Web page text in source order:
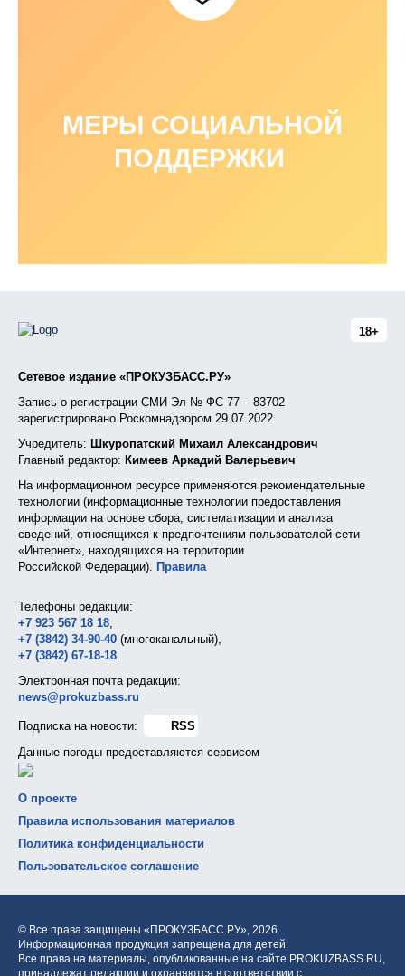
МЕРЫ СОЦИАЛЬНОЙ
ПОДДЕРЖКИ
18+
Сетевое издание «ПРОКУЗБАСС.РУ»
Запись о регистрации СМИ Эл № ФС 77 – 83702
зарегистрировано Роскомнадзором 29.07.2022
Учредитель: Шкуропатский Михаил Александрович
Главный редактор: Кимеев Аркадий Валерьевич
На информационном ресурсе применяются рекомендательные
технологии (информационные технологии предоставления
информации на основе сбора, систематизации и анализа
сведений, относящихся к предпочтениям пользователей сети
«Интернет», находящихся на территории
Российской Федерации). Правила
Телефоны редакции:
+7 923 567 18 18,
+7 (3842) 34-90-40 (многоканальный),
+7 (3842) 67-18-18.
Электронная почта редакции:
news@prokuzbass.ru
Подписка на новости:
RSS
Данные погоды предоставляются сервисом
О проекте
Правила использования материалов
Политика конфиденциальности
Пользовательское соглашение
© Все права защищены «ПРОКУЗБАСС.РУ», 2026.
Информационная продукция запрещена для детей.
Все права на материалы, опубликованные на сайте PROKUZBASS.RU,
принадлежат редакции и охраняются в соответствии с